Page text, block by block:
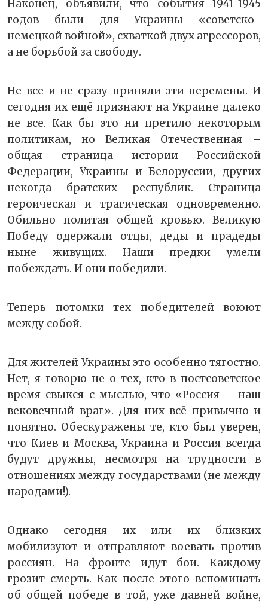
Наконец, объявили, что события 1941-1945
годов были для Украины «советско-
немецкой войной», схваткой двух агрессоров,
а не борьбой за свободу.
Не все и не сразу приняли эти перемены. И
сегодня их ещё признают на Украине далеко
не все. Как бы это ни претило некоторым
политикам, но Великая Отечественная –
общая страница истории Российской
Федерации, Украины и Белоруссии, других
некогда братских республик. Страница
героическая и трагическая одновременно.
Обильно политая общей кровью. Великую
Победу одержали отцы, деды и прадеды
ныне живущих. Наши предки умели
побеждать. И они победили.
Теперь потомки тех победителей воюют
между собой.
Для жителей Украины это особенно тягостно.
Нет, я говорю не о тех, кто в постсоветское
время свыкся с мыслью, что «Россия – наш
вековечный враг». Для них всё привычно и
понятно. Обескуражены те, кто был уверен,
что Киев и Москва, Украина и Россия всегда
будут дружны, несмотря на трудности в
отношениях между государствами (не между
народами!).
Однако сегодня их или их близких
мобилизуют и отправляют воевать против
россиян. На фронте идут бои. Каждому
грозит смерть. Как после этого вспоминать
об общей победе в той, уже давней войне,